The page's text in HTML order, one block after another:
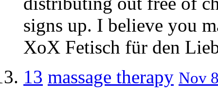
signs up. I believe you
XoX Fetisch für den
13 massage therapy Nov